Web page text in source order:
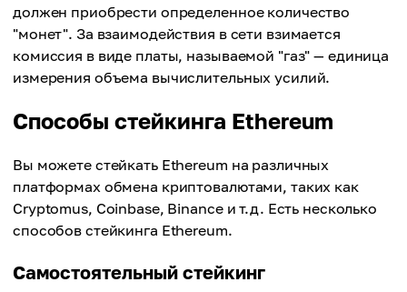
должен приобрести определенное количество
"монет". За взаимодействия в сети взимается
комиссия в виде платы, называемой "газ" — единица
измерения объема вычислительных усилий.
Способы стейкинга Ethereum
Вы можете стейкать Ethereum на различных
платформах обмена криптовалютами, таких как
Cryptomus, Coinbase, Binance и т.д. Есть несколько
способов стейкинга Ethereum.
Самостоятельный стейкинг